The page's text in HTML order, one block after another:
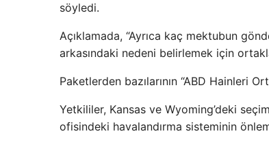
söyledi.
Açıklamada, “Ayrıca kaç mektubun
arkasındaki nedeni belirlemek için
Paketlerden bazılarının “ABD Hainleri
Yetkililer, Kansas ve Wyoming’deki
ofisindeki havalandırma sisteminin